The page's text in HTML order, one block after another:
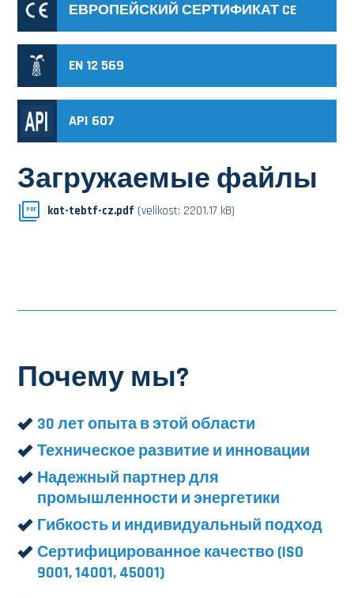
ЕВРОПЕЙСКИЙ СЕРТИФИКАТ CE
EN 12 569
API 607
Загружаемые файлы
PDF kat-tebtf-cz.pdf (velikost: 2201.17 kB)
Почему мы?
30 лет опыта в этой области
Техническое развитие и инновации
Надежный партнер для
промышленности и энергетики
Гибкость и индивидуальный подход
Сертифицированное качество (ISO
9001, 14001, 45001)